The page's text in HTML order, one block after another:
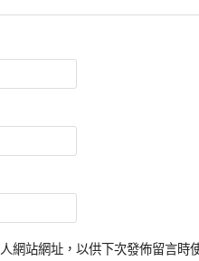
網站網址，以供下次發佈留言時